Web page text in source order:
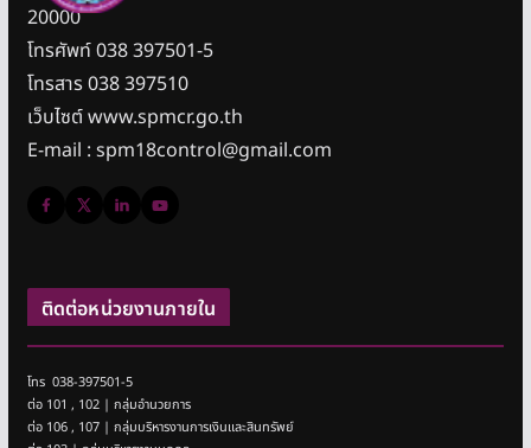
20000
โทรศัพท์ 038 397501-5
โทรสาร 038 397510
เว็บไซต์ www.spmcr.go.th
E-mail : spm18control@gmail.com
ติดต่อหน่วยงานภายใน
โทร 038-397501-5
ต่อ 101 , 102 | กลุ่มอำนวยการ
ต่อ 106 , 107 | กลุ่มบริหารงานการเงินและสินทรัพย์